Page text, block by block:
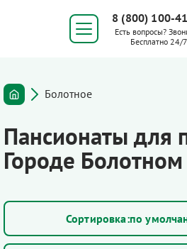
8 (800) 100-
Есть вопросы?
Бесплатно 24/7
Болотное
Пансионаты для
Городе Болотном
по